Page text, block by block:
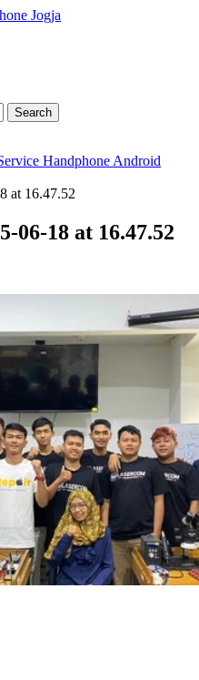
Jogja
Handphone Android
at 16.47.52
06-18 at 16.47.52